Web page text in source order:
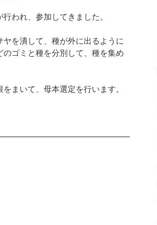
われ、参加してきました。
を潰して、種が外に出るように
ゴミと種を分別して、種を集め
まいて、母本選定を行います。